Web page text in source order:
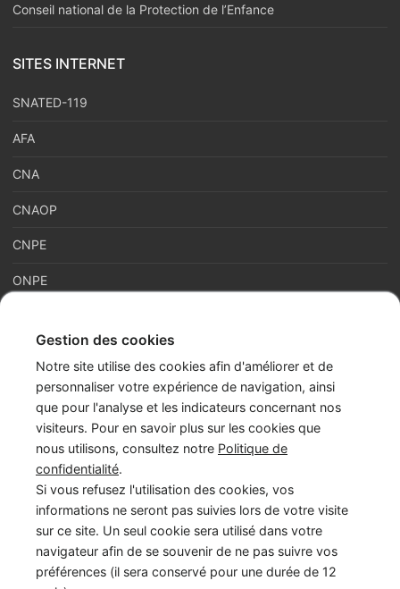
Gestion des cookies
Notre site utilise des cookies afin d'améliorer et de
personnaliser votre expérience de navigation, ainsi
que pour l'analyse et les indicateurs concernant nos
visiteurs. Pour en savoir plus sur les cookies que
nous utilisons, consultez notre Politique de
confidentialité.
Si vous refusez l'utilisation des cookies, vos
informations ne seront pas suivies lors de votre visite
sur ce site. Un seul cookie sera utilisé dans votre
navigateur afin de se souvenir de ne pas suivre vos
préférences (il sera conservé pour une durée de 12
Conseil national de la Protection de l’Enfance
SITES INTERNET
SNATED-119
AFA
CNA
CNAOP
CNPE
ONPE
France Enfance Protégée, mis en place le 5 janvier 2023,
regroupe en son sein plusieurs acteurs de la prévention et de la
protection et de la prévention de l’enfance : adoption, enfance
en danger et accès aux origines personnelles. Cette maison
commune assure les missions du Service National d’Accueil
Téléphonique de l’Enfance en Danger – numéro 119 (SNATED-
119), de l’Agence Française de l’Adoption (AFA), de
l’Observatoire National de la Protection de l’Enfance (ONPE).
Également, France Enfance Protégée assure les secrétariats du
Conseil National pour l’Accès aux Origines Personnelles
(CNAOP), du Conseil National de la Protection de l’Enfance
(CNPE) et du Conseil National de l’Adoption (CNA).